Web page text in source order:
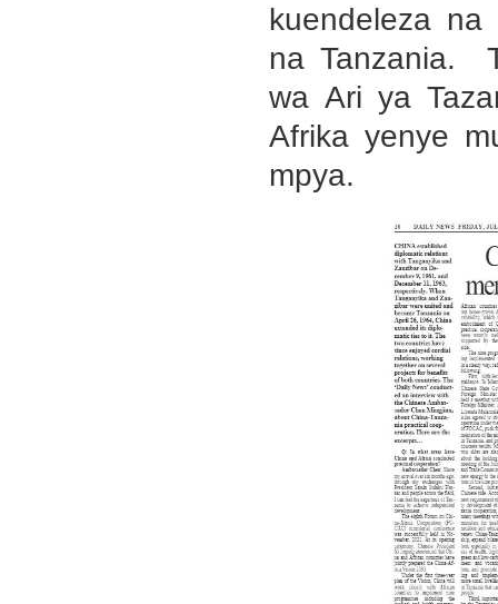
kuendeleza
na Tanzania.
wa Ari ya
Afrika yenye
mpya.